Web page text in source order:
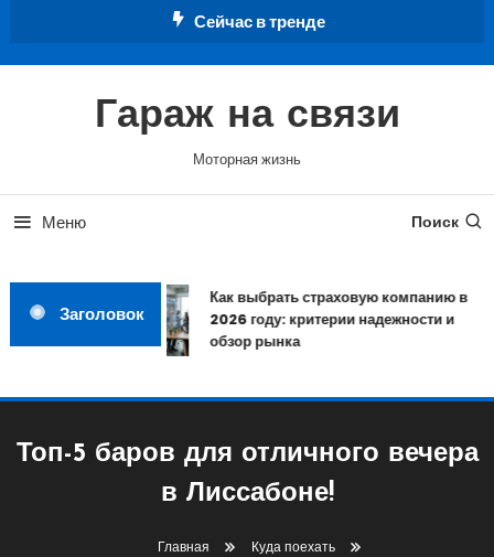
Сейчас в тренде
Гараж на связи
Моторная жизнь
Меню Поиск
Заголовок
Как выбрать страховую компанию в
2026 году: критерии надежности и
обзор рынка
Топ-5 баров для отличного вечера
в Лиссабоне!
Главная
Куда поехать